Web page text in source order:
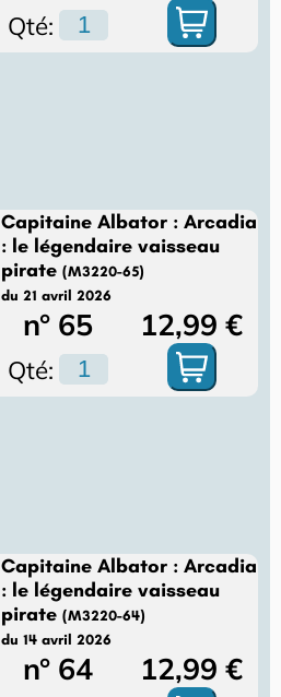
Qté:
Capitaine Albator : Arcadia
: le légendaire vaisseau
pirate(M3220-65)
du 21 avril 2026
n° 65 12,99 €
Qté:
Capitaine Albator : Arcadia
: le légendaire vaisseau
pirate(M3220-64)
du 14 avril 2026
n° 64 12,99 €